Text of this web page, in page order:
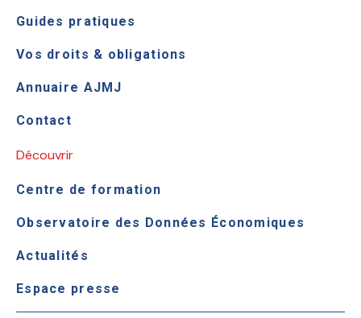
Guides pratiques
Vos droits & obligations
Annuaire AJMJ
Contact
Découvrir
Centre de formation
Observatoire des Données Économiques
Actualités
Espace presse